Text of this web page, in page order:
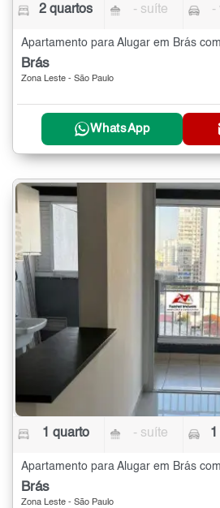
2 quartos - suíte -
Apartamento para Alugar em Brás
Brás
Zona Leste - São Paulo
WhatsApp
1 quarto - suíte
Apartamento para Alugar em Brás
Brás
Zona Leste - São Paulo